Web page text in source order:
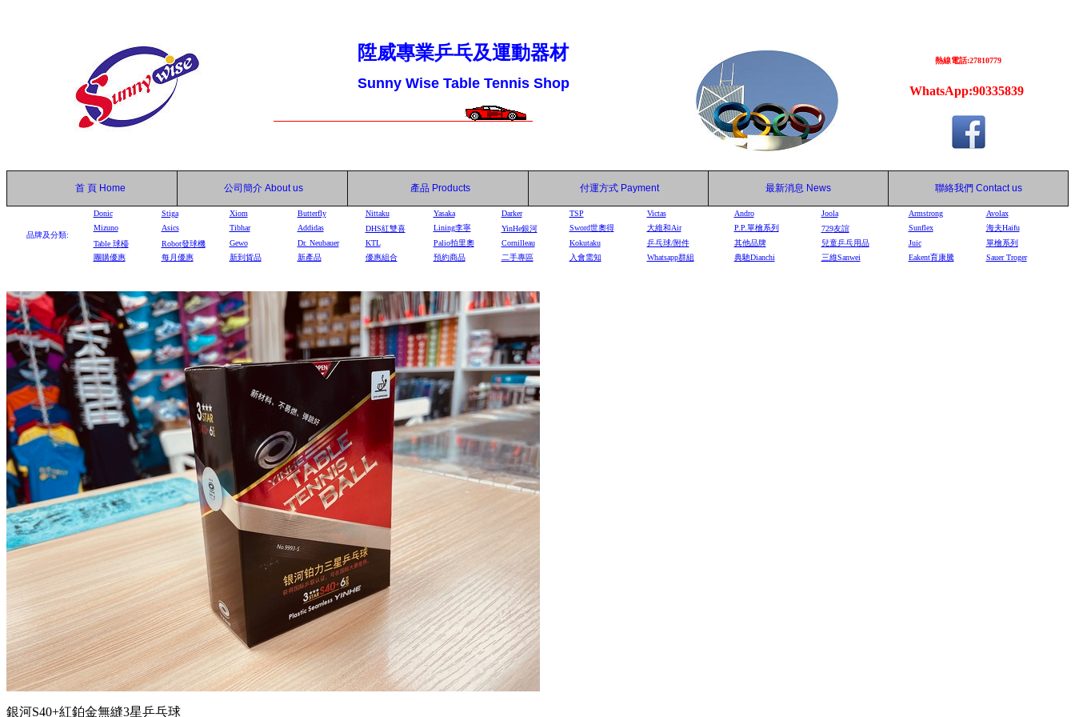
陞威專業乒乓及運動器材
Sunny Wise Table Tennis Shop
熱線電話:27810779
WhatsApp:90335839
首 頁 Home 公司簡介 About us 產品 Products 付運方式 Payment 最新消息 News 聯絡我們 Contact us
品牌及分類:
Donic Stiga Xiom Butterfly Nittaku Yasaka Darker TSP Victas Andro Joola Armstrong
Avolax
Mizuno
Asics Tibhar Addidas DHS紅雙喜 Lining李寧 YinHe銀河 Sword世奧得 大維和Air P.P.單檜系列 729友誼 Sunflex
海夫Haifu
Table 球檯 Robot發球機 Gewo Dr. Neubauer KTL Palio拍里奧 Cornilleau Kokutaku 乒乓球/附件 其他品牌 兒童乒乓用品 Juic
單檜系列
團購優惠
每月優惠 新到貨品 新產品 優惠組合 預約商品 二手專區 入會需知 Whatsapp群組 典馳Dianchi 三維Sanwei Eakent育康騰 Sauer Troger
銀河S40+紅鉑金無縫3星乒乓球